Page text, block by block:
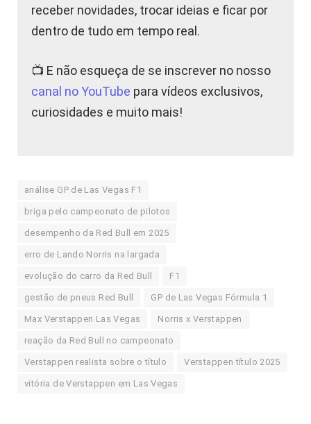
receber novidades, trocar ideias e ficar por
dentro de tudo em tempo real.
📺 E não esqueça de se inscrever no nosso
canal no YouTube para vídeos exclusivos,
curiosidades e muito mais!
análise GP de Las Vegas F1
briga pelo campeonato de pilotos
desempenho da Red Bull em 2025
erro de Lando Norris na largada
evolução do carro da Red Bull F1
gestão de pneus Red Bull GP de Las Vegas Fórmula 1
Max Verstappen Las Vegas Norris x Verstappen
reação da Red Bull no campeonato
Verstappen realista sobre o título Verstappen título 2025
vitória de Verstappen em Las Vegas